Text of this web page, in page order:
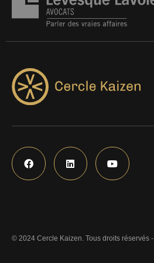
© 2024 Cercle Kaizen. Tous droits réservés -